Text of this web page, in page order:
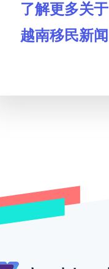
了解更多关于
越南移民新闻